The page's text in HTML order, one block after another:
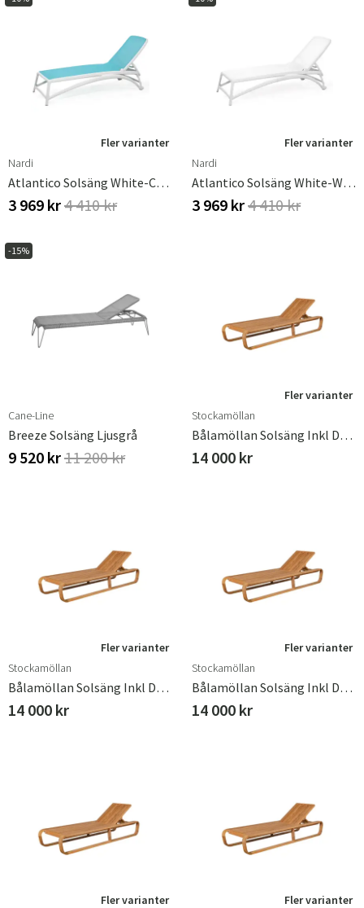
Fler varianter
Nardi
Atlantico Solsäng White-Celeste
3 969 kr4 410 kr
Fler varianter
Nardi
Atlantico Solsäng White-White
3 969 kr4 410 kr
-15%
Cane-Line
Breeze Solsäng Ljusgrå
9 520 kr11 200 kr
Fler varianter
Stockamöllan
Bålamöllan Solsäng Inkl Dyna Beige
14 000 kr
Fler varianter
Stockamöllan
Bålamöllan Solsäng Inkl Dyna Blå
14 000 kr
Fler varianter
Stockamöllan
Bålamöllan Solsäng Inkl Dyna Grön
14 000 kr
Fler varianter
Fler varianter